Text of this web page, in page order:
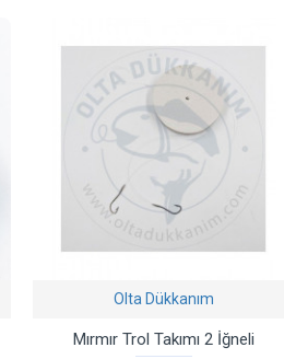
Olta Dükkanım
Mırmır Trol Takımı 2 İğneli